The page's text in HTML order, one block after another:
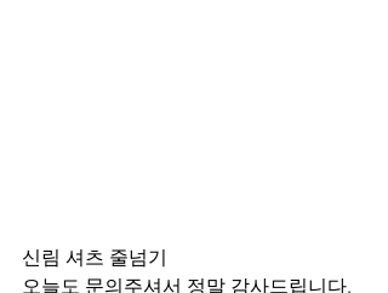
신림 셔츠 줄넘기
오늘도 문의주셔서 정말 감사드립니다.